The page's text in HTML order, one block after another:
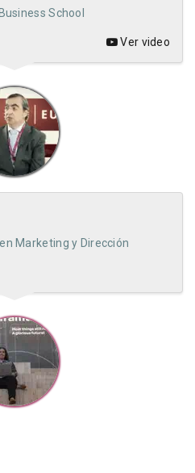
School
Ver video
Marketing y Dirección